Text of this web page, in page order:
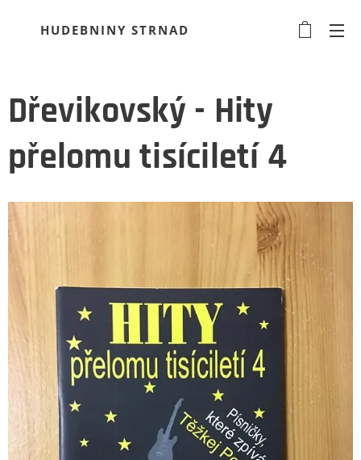
HUDEBNINY STRNAD
Dřevikovský - Hity
přelomu tisíciletí 4